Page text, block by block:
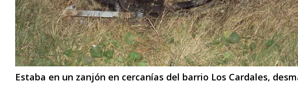
Estaba en un zanjón en cercanías del barrio Los Cardales,